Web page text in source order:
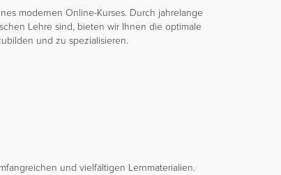
modernen Online-Kurses. Durch jahrelange
Lehre sind, bieten wir Ihnen die optimale
und zu spezialisieren.
und vielfältigen Lernmaterialien.